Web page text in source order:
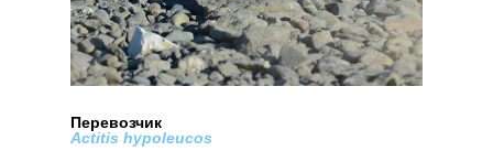
Перевозчик
Actitis hypoleucos